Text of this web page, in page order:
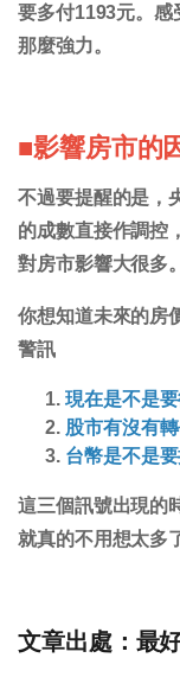
要多付1193元。感
那麼強力。
■影響房市的
不過要提醒的是，
的成數直接作調控
對房市影響大很多。
你想知道未來的房
警訊
現在是不是
股市有沒有
台幣是不是
這三個訊號出現的
就真的不用想太多
文章出處：最